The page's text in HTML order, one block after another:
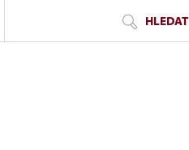
HLEDAT